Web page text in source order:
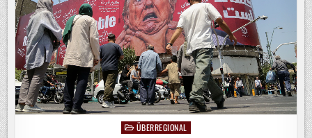
PostedÜBERREGIONAL